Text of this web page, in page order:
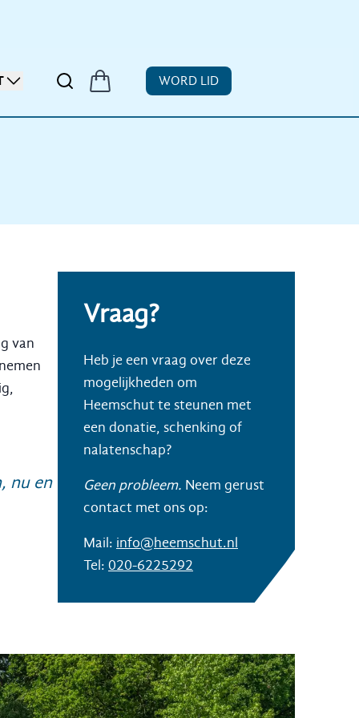
WORD LID
van
nu en
Vraag?
Heb je een vraag over deze
mogelijkheden om
Heemschut te steunen met
een donatie, schenking of
nalatenschap?
Geen probleem. Neem gerust
contact met ons op:
Mail: info@heemschut.nl
Tel: 020-6225292